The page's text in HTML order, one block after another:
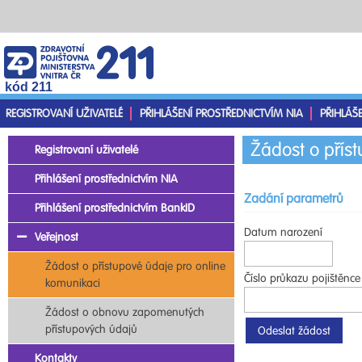
kód 211
REGISTROVANÍ UŽIVATELÉ
PŘIHLÁŠENÍ PROSTŘEDNICTVÍM NIA
Žádost o
Zadání parametrů
Datum narození
Číslo průkazu pojištěnce
Registrovaní uživatelé
Přihlášení prostřednictvím NIA
Přihlášení prostřednictvím BankID
Veřejnost
Žádost o přístupové údaje pro online
komunikaci
Žádost o obnovu zapomenutých
přístupových údajů
Kontakty